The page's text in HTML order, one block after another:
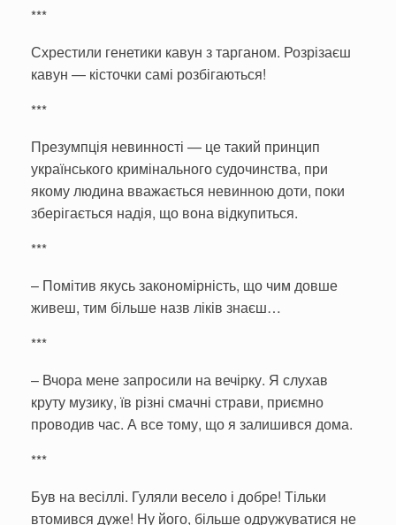
***
Схрестили генетики кавун з тарганом. Розрізаєш
кавун — кісточки самі розбігаються!
***
Презумпція невинності — це такий принцип
українського кримінального судочинства, при
якому людина вважається невинною доти, поки
зберігається надія, що вона відкупиться.
***
– Помітив якусь закономірність, що чим довше
живеш, тим більше назв ліків знаєш…
***
– Вчора мене запросили на вечірку. Я слухав
круту музику, їв різні смачні страви, приємно
проводив час. А всe тому, що я залишився дома.
***
Був на весіллі. Гуляли весело і добре! Тільки
втомився дуже! Ну його, більше одружуватися не